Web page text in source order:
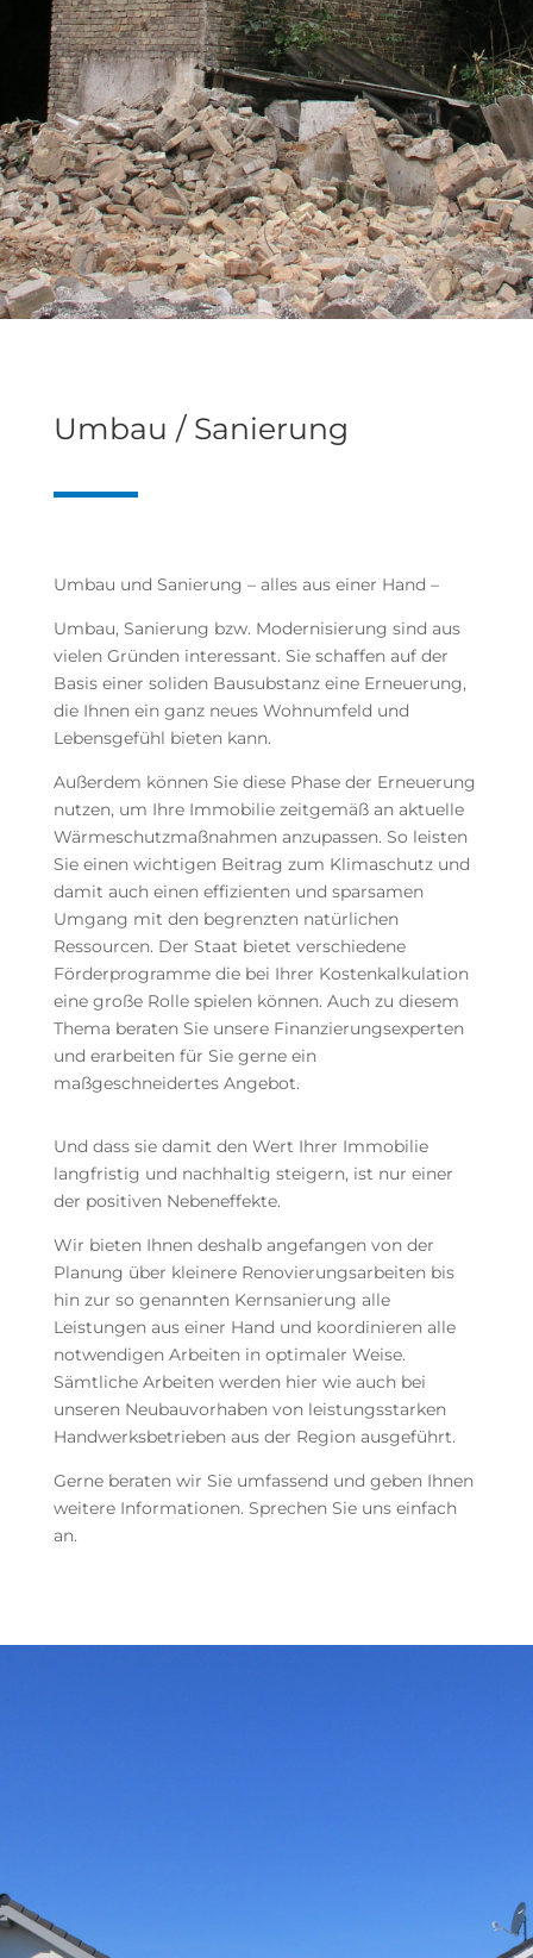
Umbau / Sanierung
Umbau und Sanierung – alles aus einer Hand –
Umbau, Sanierung bzw. Modernisierung sind aus
vielen Gründen interessant. Sie schaffen auf der
Basis einer soliden Bausubstanz eine Erneuerung,
die Ihnen ein ganz neues Wohnumfeld und
Lebensgefühl bieten kann.
Außerdem können Sie diese Phase der Erneuerung
nutzen, um Ihre Immobilie zeitgemäß an aktuelle
Wärmeschutzmaßnahmen anzupassen. So leisten
Sie einen wichtigen Beitrag zum Klimaschutz und
damit auch einen effizienten und sparsamen
Umgang mit den begrenzten natürlichen
Ressourcen. Der Staat bietet verschiedene
Förderprogramme die bei Ihrer Kostenkalkulation
eine große Rolle spielen können. Auch zu diesem
Thema beraten Sie unsere Finanzierungsexperten
und erarbeiten für Sie gerne ein
maßgeschneidertes Angebot.
Und dass sie damit den Wert Ihrer Immobilie
langfristig und nachhaltig steigern, ist nur einer
der positiven Nebeneffekte.
Wir bieten Ihnen deshalb angefangen von der
Planung über kleinere Renovierungsarbeiten bis
hin zur so genannten Kernsanierung alle
Leistungen aus einer Hand und koordinieren alle
notwendigen Arbeiten in optimaler Weise.
Sämtliche Arbeiten werden hier wie auch bei
unseren Neubauvorhaben von leistungsstarken
Handwerksbetrieben aus der Region ausgeführt.
Gerne beraten wir Sie umfassend und geben Ihnen
weitere Informationen. Sprechen Sie uns einfach
an.